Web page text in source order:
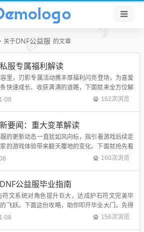
关于DNF公益服 的文章
服专属福利解读
里，刃影专属活动携丰厚福利闪亮登场，为喜爱
快速成长、收获满满的道路，下面就来全方位解
力礼包：初入阿拉德的刃影，能领取升级助力礼
08 162次浏览
要闻：重大变革解读
的更新动态一直犹如风向标，指引着游戏后续走
的游戏体验带来翻天覆地的变化。下面就抢先看
，剖析下这些改动为何影响巨大。 职业平衡调
160次浏览
公益服毕业指南
文系统对角色提升巨大，达成护石符文完美毕
飞跃。下面这份攻略，助你叩开毕业大门。先得
石能改变技能形态，让原本拖沓、范围小的技能
08 156次浏览